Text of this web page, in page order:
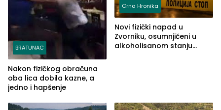
BRATUNAC
Nakon fizičkog obračuna
oba lica dobila kazne, a
jedno i hapšenje
Crna Hronika
Novi fizički napad u
Zvorniku, osumnjičeni u
alkoholisanom stanju